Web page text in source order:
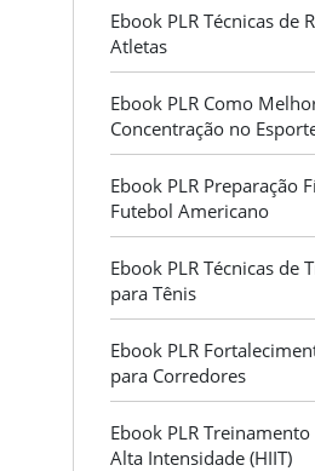
Ebook PLR Técnicas de
Atletas
Ebook PLR Como
Concentração no
Ebook PLR Preparação
Futebol Americano
Ebook PLR Técnicas de
para Tênis
Ebook PLR
para Corredores
Ebook PLR
Alta Intensidade (HIIT)